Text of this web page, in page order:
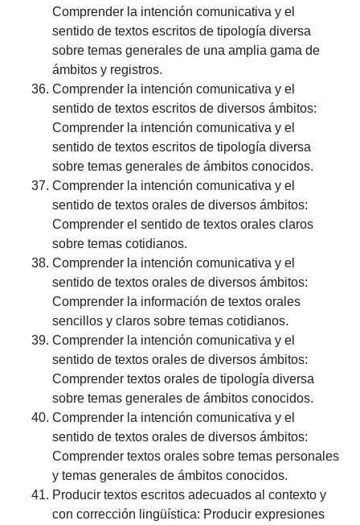
Comprender la intención comunicativa y el
sentido de textos escritos de tipología diversa
sobre temas generales de una amplia gama de
ámbitos y registros.
Comprender la intención comunicativa y el
sentido de textos escritos de diversos ámbitos:
Comprender la intención comunicativa y el
sentido de textos escritos de tipología diversa
sobre temas generales de ámbitos conocidos.
Comprender la intención comunicativa y el
sentido de textos orales de diversos ámbitos:
Comprender el sentido de textos orales claros
sobre temas cotidianos.
Comprender la intención comunicativa y el
sentido de textos orales de diversos ámbitos:
Comprender la información de textos orales
sencillos y claros sobre temas cotidianos.
Comprender la intención comunicativa y el
sentido de textos orales de diversos ámbitos:
Comprender textos orales de tipología diversa
sobre temas generales de ámbitos conocidos.
Comprender la intención comunicativa y el
sentido de textos orales de diversos ámbitos:
Comprender textos orales sobre temas personales
y temas generales de ámbitos conocidos.
Producir textos escritos adecuados al contexto y
con corrección lingüística: Producir expresiones